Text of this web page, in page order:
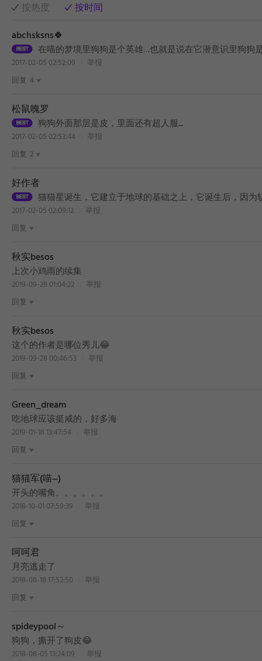
按热度
按时间
abchsksns🍀
BEST
在喵的梦境里狗狗是个英雄…也就是说在它潜意识里狗狗
2017-02-05 02:52:09
举报
回复 4
松鼠魄罗
BEST
狗狗外面那层是皮，里面还有超人服....
2017-02-05 02:53:44
举报
回复 2
好作者
BEST
猫猫星诞生，它建立于地球的基础之上，它诞生后，因为
2017-02-05 02:09:12
举报
回复
秋实besos
上次小鸡雨的续集
2019-09-28 01:04:22
举报
回复
秋实besos
这个的作者是哪位秀儿😂
2019-09-28 00:46:53
举报
回复
Green_dream
吃地球应该挺咸的，好多海
2019-01-18 13:47:54
举报
回复
猫猫军(喵~)
开头的嘴角。。。。。。
2018-10-01 07:59:39
举报
回复
呵呵君
月亮逃走了
2018-08-18 17:52:50
举报
回复
spideypool～
狗狗，撕开了狗皮😂
2018-08-05 13:24:09
举报